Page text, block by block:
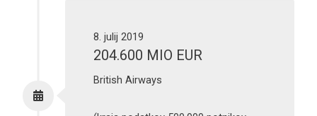
8. julij 2019
204.600 MIO EUR
British Airways